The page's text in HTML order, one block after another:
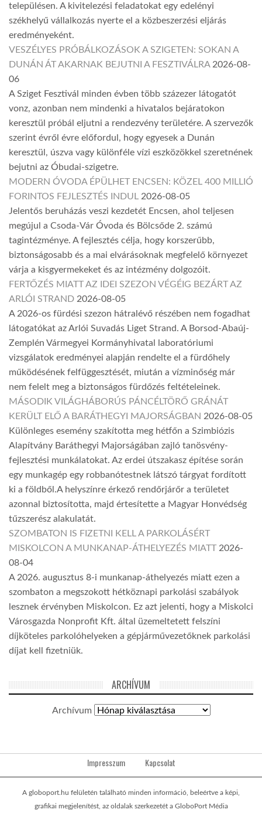
településen. A kivitelezési feladatokat egy edelényi
székhelyű vállalkozás nyerte el a közbeszerzési eljárás
eredményeként.
VESZÉLYES PRÓBÁLKOZÁSOK A SZIGETEN: SOKAN A
DUNÁN ÁT AKARNAK BEJUTNI A FESZTIVÁLRA 2026-08-
06
A Sziget Fesztivál minden évben több százezer látogatót
vonz, azonban nem mindenki a hivatalos bejáratokon
keresztül próbál eljutni a rendezvény területére. A szervezők
szerint évről évre előfordul, hogy egyesek a Dunán
keresztül, úszva vagy különféle vízi eszközökkel szeretnének
bejutni az Óbudai-szigetre.
MODERN ÓVODA ÉPÜLHET ENCSEN: KÖZEL 400 MILLIÓ
FORINTOS FEJLESZTÉS INDUL 2026-08-05
Jelentős beruházás veszi kezdetét Encsen, ahol teljesen
megújul a Csoda-Vár Óvoda és Bölcsőde 2. számú
tagintézménye. A fejlesztés célja, hogy korszerűbb,
biztonságosabb és a mai elvárásoknak megfelelő környezet
várja a kisgyermekeket és az intézmény dolgozóit.
FERTŐZÉS MIATT AZ IDEI SZEZON VÉGÉIG BEZÁRT AZ
ARLÓI STRAND 2026-08-05
A 2026-os fürdési szezon hátralévő részében nem fogadhat
látogatókat az Arlói Suvadás Liget Strand. A Borsod-Abaúj-
Zemplén Vármegyei Kormányhivatal laboratóriumi
vizsgálatok eredményei alapján rendelte el a fürdőhely
működésének felfüggesztését, miután a vízminőség már
nem felelt meg a biztonságos fürdőzés feltételeinek.
MÁSODIK VILÁGHÁBORÚS PÁNCÉLTÖRŐ GRÁNÁT
KERÜLT ELŐ A BARÁTHEGYI MAJORSÁGBAN 2026-08-05
Különleges esemény szakította meg hétfőn a Szimbiózis
Alapítvány Baráthegyi Majorságában zajló tanösvény-
fejlesztési munkálatokat. Az erdei útszakasz építése során
egy munkagép egy robbanótestnek látszó tárgyat fordított
ki a földből.A helyszínre érkező rendőrjárőr a területet
azonnal biztosította, majd értesítette a Magyar Honvédség
tűzszerész alakulatát.
SZOMBATON IS FIZETNI KELL A PARKOLÁSÉRT
MISKOLCON A MUNKANAP-ÁTHELYEZÉS MIATT 2026-
08-04
A 2026. augusztus 8-i munkanap-áthelyezés miatt ezen a
szombaton a megszokott hétköznapi parkolási szabályok
lesznek érvényben Miskolcon. Ez azt jelenti, hogy a Miskolci
Városgazda Nonprofit Kft. által üzemeltetett felszíni
díjköteles parkolóhelyeken a gépjárművezetőknek parkolási
díjat kell fizetniük.
ARCHÍVUM
Archívum
Impresszum Kapcsolat
A globoport.hu felületén található minden információ, beleértve a képi,
grafikai megjelenítést, az oldalak szerkezetét a GloboPort Média